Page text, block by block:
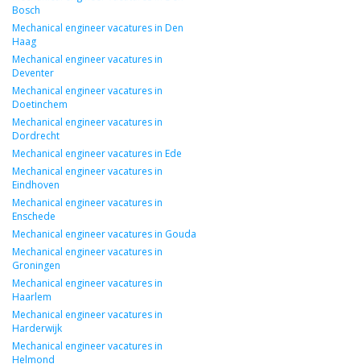
Bosch
Mechanical engineer vacatures in Den
Haag
Mechanical engineer vacatures in
Deventer
Mechanical engineer vacatures in
Doetinchem
Mechanical engineer vacatures in
Dordrecht
Mechanical engineer vacatures in Ede
Mechanical engineer vacatures in
Eindhoven
Mechanical engineer vacatures in
Enschede
Mechanical engineer vacatures in Gouda
Mechanical engineer vacatures in
Groningen
Mechanical engineer vacatures in
Haarlem
Mechanical engineer vacatures in
Harderwijk
Mechanical engineer vacatures in
Helmond